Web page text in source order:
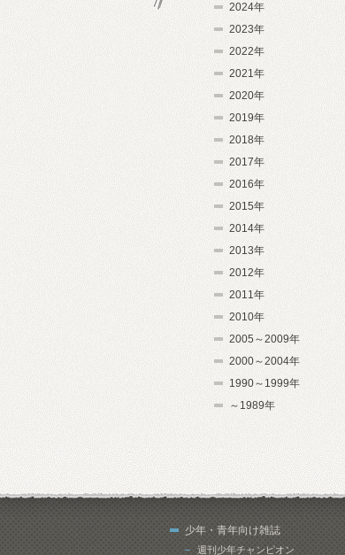
2024年
2023年
2022年
2021年
2020年
2019年
2018年
2017年
2016年
2015年
2014年
2013年
2012年
2011年
2010年
2005～2009年
2000～2004年
1990～1999年
～1989年
少年・青年向け雑誌
週刊少年チャンピオン